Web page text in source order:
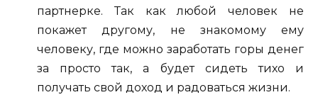
партнерке. Так как любой человек не
покажет другому, не знакомому ему
человеку, где можно заработать горы денег
за просто так, а будет сидеть тихо и
получать свой доход и радоваться жизни.